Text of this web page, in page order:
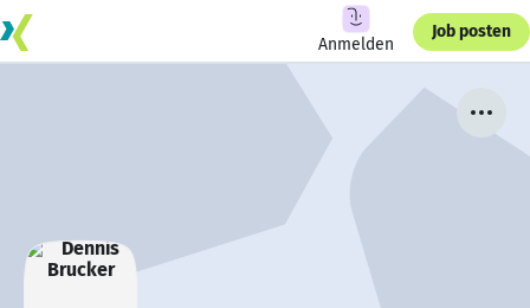
Anmelden
Job posten